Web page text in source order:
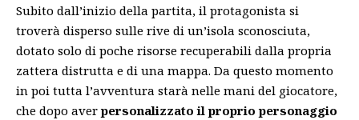
Subito dall’inizio della partita, il protagonista si
troverà disperso sulle rive di un’isola sconosciuta,
dotato solo di poche risorse recuperabili dalla propria
zattera distrutta e di una mappa. Da questo momento
in poi tutta l’avventura starà nelle mani del giocatore,
che dopo averpersonalizzato il proprio personaggio